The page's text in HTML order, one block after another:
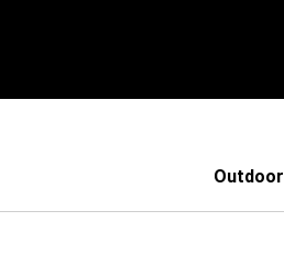
Outdoor